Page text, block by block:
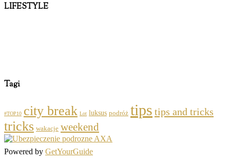
LIFESTYLE
Tagi
#TOP10 city break Lot luksus podróż tips tips and tricks
tricks wakacje weekend
Powered by GetYourGuide